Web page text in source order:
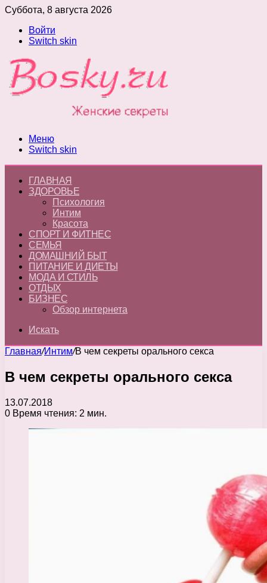
Суббота, 8 августа 2026
Войти
Switch skin
Меню
Switch skin
ГЛАВНАЯ
ЗДОРОВЬЕ
Психология
Интим
Красота
СПОРТ И ФИТНЕС
СЕМЬЯ
ДОМАШНИЙ БЫТ
ПИТАНИЕ И ДИЕТЫ
МОДА И СТИЛЬ
ОТДЫХ
БИЗНЕС
Обзор интернета
Искать
Главная/Интим/В чем секреты орального секса
В чем секреты орального секса
13.07.2018
0 Время чтения: 2 мин.